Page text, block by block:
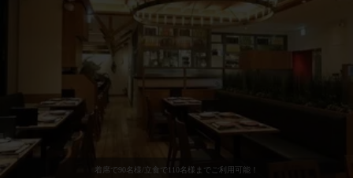
着席で90名様/立食で110名様までご利用可能！
★無料★サプライズ♪★スペシャルプレートご用意可★★★★★